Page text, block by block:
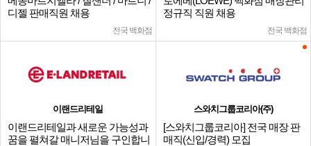
디젤 판매직원 채용
전국 백화점
정규직 직원 채용
전국 백화점
이랜드리테일
이랜드리테일과 새로운 가능성과
꿈을 펼쳐갈 매니저님을 구인합니
스와치그룹코리아(주)
[스와치그룹코리아] 전국 매장 판
매직(신입/경력) 모집